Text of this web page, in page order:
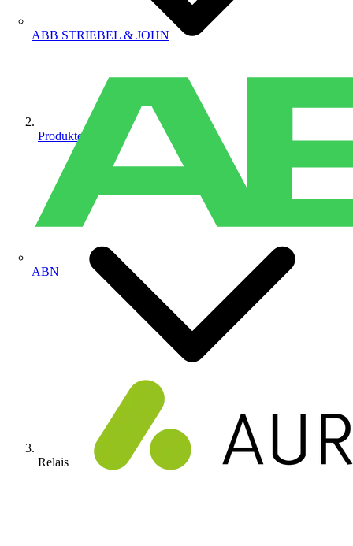
ABB STRIEBEL & JOHN
ABN
Produkte
Relais